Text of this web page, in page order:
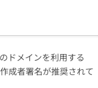
ドメインを利用する
成者署名が推奨されて